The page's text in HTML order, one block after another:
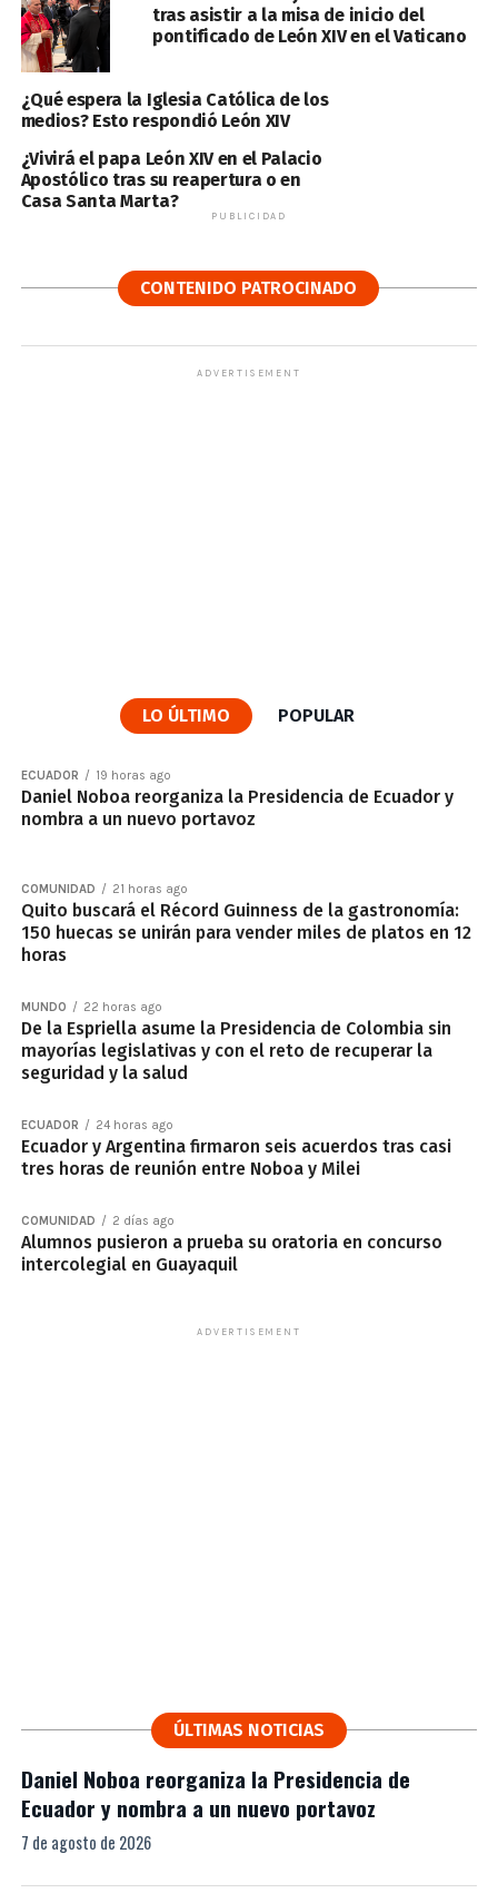
tras asistir a la misa de inicio del
pontificado de León XIV en el Vaticano
¿Qué espera la Iglesia Católica de los
medios? Esto respondió León XIV
¿Vivirá el papa León XIV en el Palacio
Apostólico tras su reapertura o en
Casa Santa Marta?
PUBLICIDAD
CONTENIDO PATROCINADO
ADVERTISEMENT
LO ÚLTIMO POPULAR
ECUADOR 19 horas ago
Daniel Noboa reorganiza la Presidencia de Ecuador y
nombra a un nuevo portavoz
COMUNIDAD 21 horas ago
Quito buscará el Récord Guinness de la gastronomía:
150 huecas se unirán para vender miles de platos en 12
horas
MUNDO 22 horas ago
De la Espriella asume la Presidencia de Colombia sin
mayorías legislativas y con el reto de recuperar la
seguridad y la salud
ECUADOR 24 horas ago
Ecuador y Argentina firmaron seis acuerdos tras casi
tres horas de reunión entre Noboa y Milei
COMUNIDAD 2 días ago
Alumnos pusieron a prueba su oratoria en concurso
intercolegial en Guayaquil
ADVERTISEMENT
ÚLTIMAS NOTICIAS
Daniel Noboa reorganiza la Presidencia de
Ecuador y nombra a un nuevo portavoz
7 de agosto de 2026